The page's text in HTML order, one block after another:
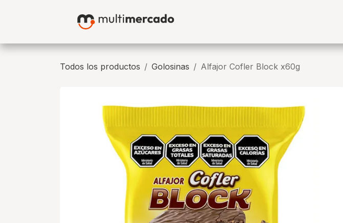
Todos los productos Golosinas Alfajor Cofler Block x60g